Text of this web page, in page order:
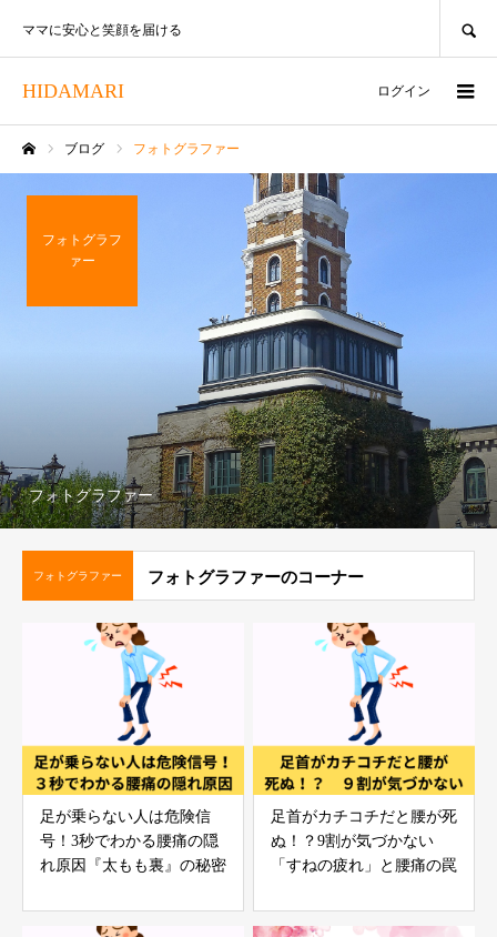
HIDAMARI
ママに安心と笑顔を届ける
ログイン
ブログ フォトグラファー
フォトグラフ
ァー
フォトグラファー
フォトグラファー フォトグラファーのコーナー
足が乗らない人は危険信
号！3秒でわかる腰痛の隠
れ原因『太もも裏』の秘密
足首がカチコチだと腰が死
ぬ！？9割が気づかない
「すねの疲れ」と腰痛の罠